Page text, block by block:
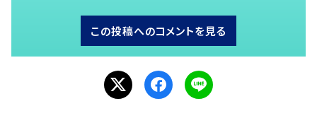
この投稿へのコメントを見る